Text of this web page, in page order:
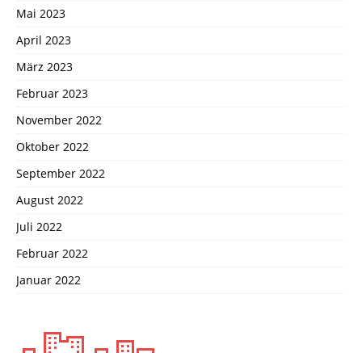
Mai 2023
April 2023
März 2023
Februar 2023
November 2022
Oktober 2022
September 2022
August 2022
Juli 2022
Februar 2022
Januar 2022